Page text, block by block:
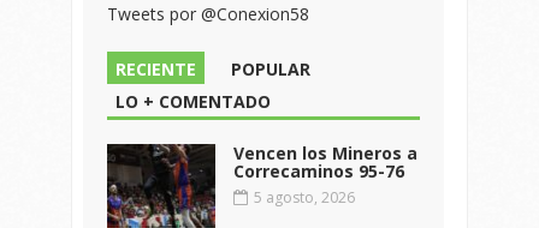
Tweets por @Conexion58
RECIENTE
POPULAR
LO + COMENTADO
Vencen los Mineros a
Correcaminos 95-76
5 agosto, 2026